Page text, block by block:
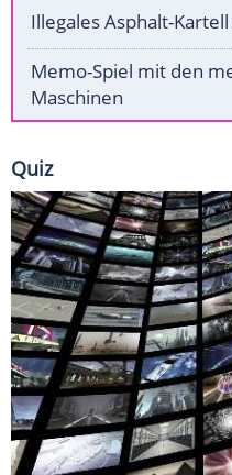
Illegales Asphalt-
Memo-Spiel mit den
Maschinen
Quiz